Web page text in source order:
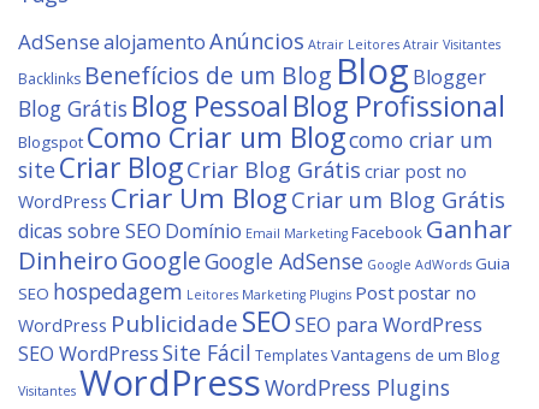
AdSensealojamentoAnúncios Atrair Leitores Atrair Visitantes
Backlinks Benefícios de um Blog Blog Blogger
Blog Grátis Blog Pessoal Blog Profissional
Blogspot Como Criar um Blogcomo criar um
siteCriar BlogCriar Blog Grátis criar post no
WordPress Criar Um Blog Criar um Blog Grátis
dicas sobre SEO Domínio Email Marketing Facebook Ganhar
DinheiroGoogleGoogle AdSense Google AdWords Guia
SEO hospedagem Leitores Marketing Plugins Postpostar no
WordPress PublicidadeSEOSEO para WordPress
SEO WordPressSite Fácil TemplatesVantagens de um Blog
Visitantes WordPressWordPress Plugins